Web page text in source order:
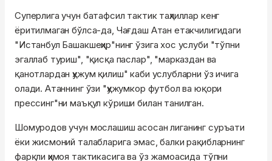
Суперлига учун батафсил тактик таҳлиллар кенг
ёритилмаган бўлса-да, Чағдаш Атан етакчилигидаги
"Истанбул Башакшеҳир"нинг ўзига хос услуби "тўпни
эгаллаб туриш", "қисқа паслар", "марказдан ва
қанотлардан ҳужум қилиш" каби услубларни ўз ичига
олади. Атаннинг ўзи "ҳужумкор футбол ва юқори
прессинг"ни маъқул кўриши билан танилган.
Шомуродов учун мослашиш асосан лиганинг суръати
ёки жисмоний талабларига эмас, балки рақибларнинг
фарқли ҳимоя тактикасига ва ўз жамоасида тўпни